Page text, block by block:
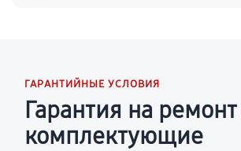
ГАРАНТИЙНЫЕ УСЛОВИЯ
Гарантия на
комплектующие